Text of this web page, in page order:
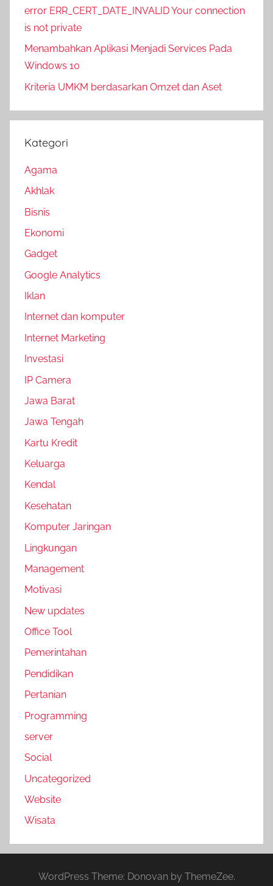
error ERR_CERT_DATE_INVALID Your connection
is not private
Menambahkan Aplikasi Menjadi Services Pada
Windows 10
Kriteria UMKM berdasarkan Omzet dan Aset
Kategori
Agama
Akhlak
Bisnis
Ekonomi
Gadget
Google Analytics
Iklan
Internet dan komputer
Internet Marketing
Investasi
IP Camera
Jawa Barat
Jawa Tengah
Kartu Kredit
Keluarga
Kendal
Kesehatan
Komputer Jaringan
Lingkungan
Management
Motivasi
New updates
Office Tool
Pemerintahan
Pendidikan
Pertanian
Programming
server
Social
Uncategorized
Website
Wisata
WordPress Theme: Donovan by ThemeZee.